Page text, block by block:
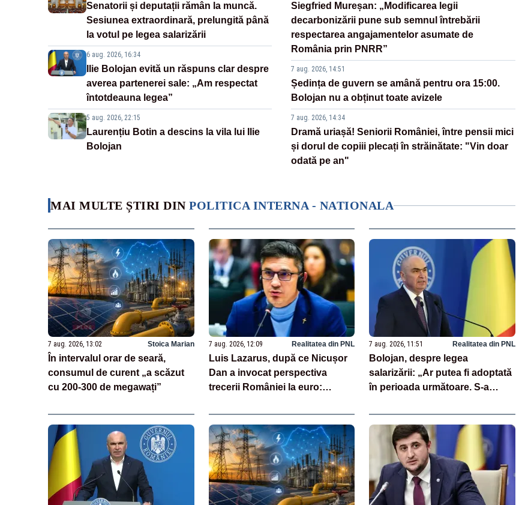
Senatorii și deputații rămân la muncă.
Sesiunea extraordinară, prelungită până
la votul pe legea salarizării
6 aug. 2026, 16:34
Ilie Bolojan evită un răspuns clar despre
averea partenerei sale: „Am respectat
întotdeauna legea”
5 aug. 2026, 22:15
Laurențiu Botin a descins la vila lui Ilie
Bolojan
Siegfried Mureșan: „Modificarea legii
decarbonizării pune sub semnul întrebării
respectarea angajamentelor asumate de
România prin PNRR”
7 aug. 2026, 14:51
Ședința de guvern se amână pentru ora 15:00.
Bolojan nu a obținut toate avizele
7 aug. 2026, 14:34
Dramă uriașă! Seniorii României, între pensii mici
și dorul de copiii plecați în străinătate: "Vin doar
odată pe an"
MAI MULTE ȘTIRI DIN POLITICA INTERNA - NATIONALA
7 aug. 2026, 13:02 Stoica Marian
În intervalul orar de seară,
consumul de curent „a scăzut
cu 200-300 de megawați”
7 aug. 2026, 12:09 Realitatea din PNL
Luis Lazarus, după ce Nicușor
Dan a invocat perspectiva
trecerii României la euro:
suveranitate”
7 aug. 2026, 11:51 Realitatea din PNL
Bolojan, despre legea
salarizării: „Ar putea fi adoptată
în perioada următoare. S-a
unor discursuri iresponsabile în
spaţiul public”